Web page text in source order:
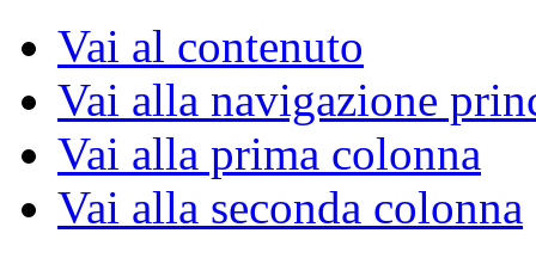
Vai al contenuto
Vai alla navigazione
Vai alla prima colonna
Vai alla seconda colonna